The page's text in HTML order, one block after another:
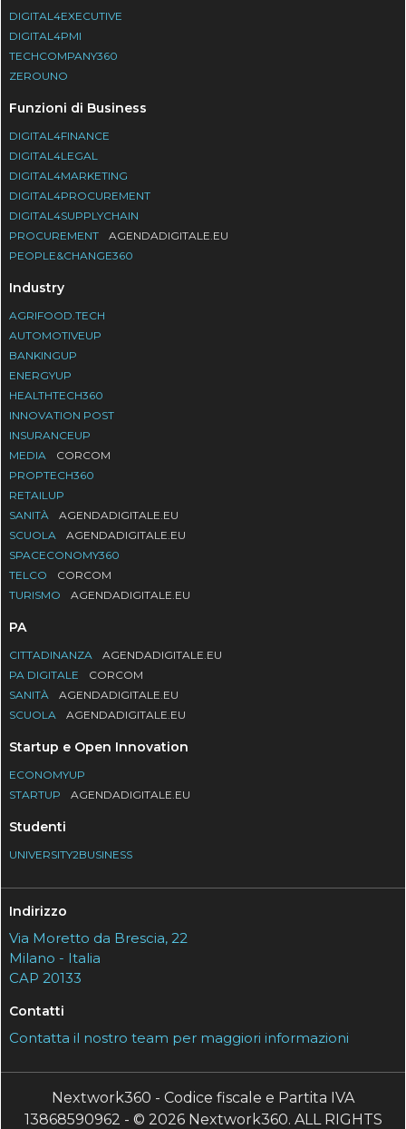
DIGITAL4EXECUTIVE
DIGITAL4PMI
TECHCOMPANY360
ZEROUNO
Funzioni di Business
DIGITAL4FINANCE
DIGITAL4LEGAL
DIGITAL4MARKETING
DIGITAL4PROCUREMENT
DIGITAL4SUPPLYCHAIN
PROCUREMENT
AGENDADIGITALE.EU
PEOPLE&CHANGE360
Industry
AGRIFOOD.TECH
AUTOMOTIVEUP
BANKINGUP
ENERGYUP
HEALTHTECH360
INNOVATION POST
INSURANCEUP
MEDIA
CORCOM
PROPTECH360
RETAILUP
SANITÀ
AGENDADIGITALE.EU
SCUOLA
AGENDADIGITALE.EU
SPACECONOMY360
TELCO
CORCOM
TURISMO
AGENDADIGITALE.EU
PA
CITTADINANZA
AGENDADIGITALE.EU
PA DIGITALE
CORCOM
SANITÀ
AGENDADIGITALE.EU
SCUOLA
AGENDADIGITALE.EU
Startup e Open Innovation
ECONOMYUP
STARTUP
AGENDADIGITALE.EU
Studenti
UNIVERSITY2BUSINESS
Indirizzo
Via Moretto da Brescia, 22
Milano - Italia
CAP 20133
Contatti
Contatta il nostro team per maggiori informazioni
Nextwork360 - Codice fiscale e Partita IVA
13868590962 - © 2026 Nextwork360. ALL RIGHTS